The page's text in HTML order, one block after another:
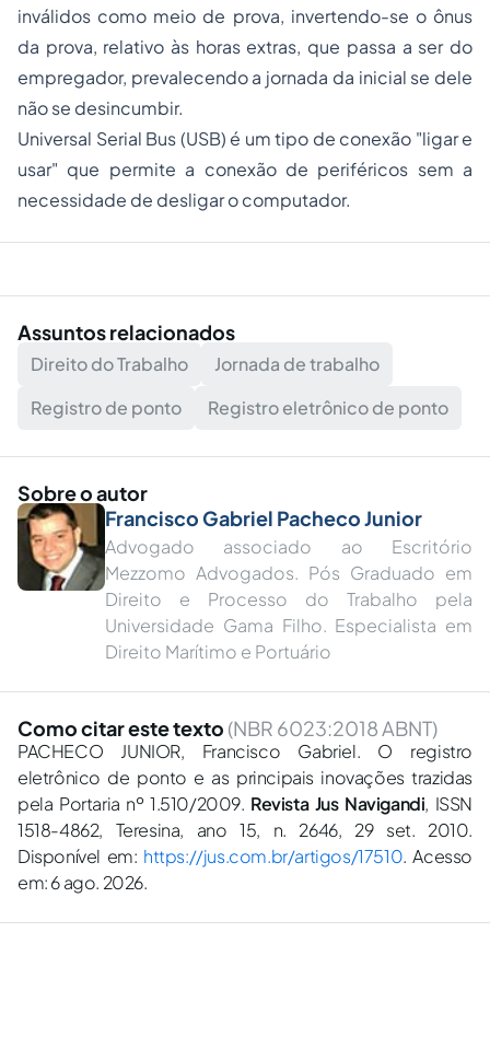
inválidos como meio de prova, invertendo-se o ônus
da prova, relativo às horas extras, que passa a ser do
empregador, prevalecendo a jornada da inicial se dele
não se desincumbir.
Universal Serial Bus (USB) é um tipo de conexão "ligar e
usar" que permite a conexão de periféricos sem a
necessidade de desligar ocomputador.
Assuntos relacionados
Direito do Trabalho
Jornada de trabalho
Registro de ponto
Registro eletrônico de ponto
Sobre o autor
Francisco Gabriel Pacheco Junior
Advogado associado ao Escritório
Mezzomo Advogados. Pós Graduado em
Direito e Processo do Trabalho pela
Universidade Gama Filho. Especialista em
Direito Marítimo e Portuário
Como citar este texto (NBR 6023:2018 ABNT)
PACHECO JUNIOR, Francisco Gabriel. O registro
eletrônico de ponto e as principais inovações trazidas
pela Portaria nº 1.510/2009. Revista Jus Navigandi, ISSN
1518-4862, Teresina, ano 15, n. 2646, 29 set. 2010.
Disponível em: https://jus.com.br/artigos/17510. Acesso
em: 6 ago. 2026.